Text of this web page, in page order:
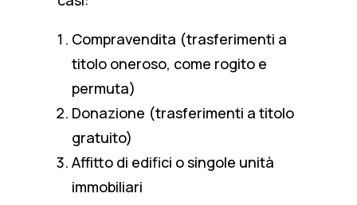
Compravendita (trasferimenti a
titolo oneroso, come rogito e
permuta)
Donazione (trasferimenti a titolo
gratuito)
Affitto di edifici o singole unità
immobiliari